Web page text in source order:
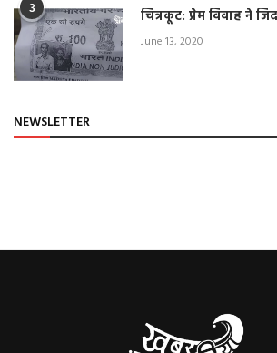
3 चित्रकूट: प्रेम विवाह ने
June 13, 2020
NEWSLETTER